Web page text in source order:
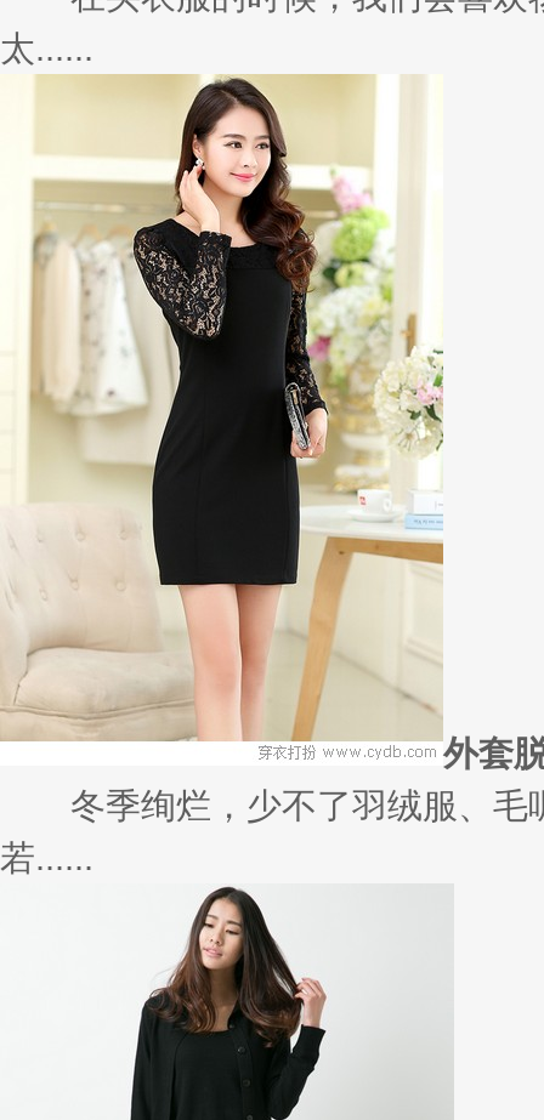
太......
外套
冬季绚烂，少不了羽绒服、毛
若......